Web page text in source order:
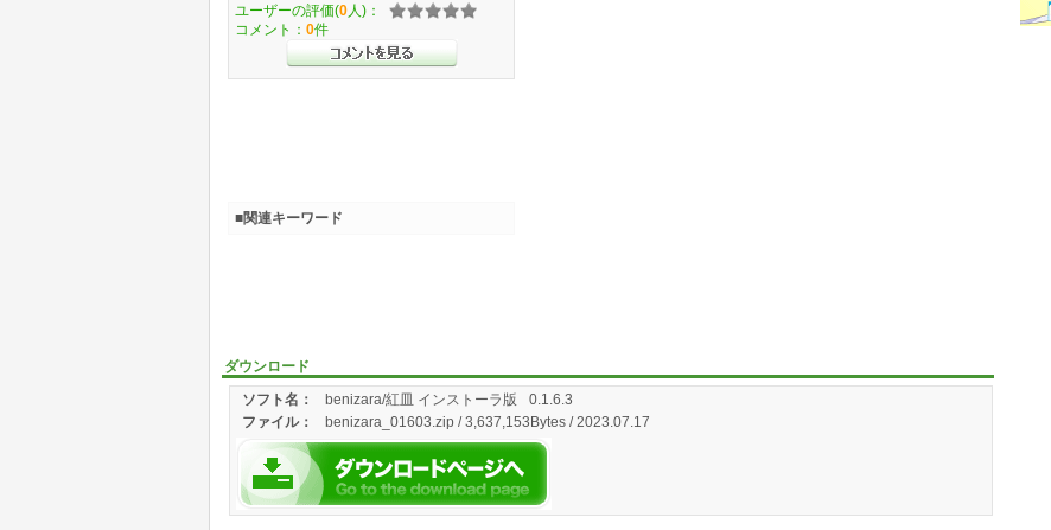
ダウンロード
ソフト名：
benizara/紅皿 インストーラ版 0.1.6.3
ファイル： benizara_01603.zip / 3,637,153Bytes / 2023.07.17
ユーザーの評価(0 人)：
コメント： 0件
■関連キーワード